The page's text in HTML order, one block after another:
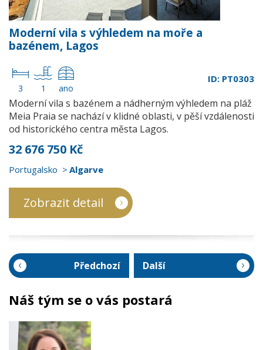
Moderní vila s výhledem na moře a
bazénem, Lagos
3 1 ano
ID: PT0303
Moderní vila s bazénem a nádherným výhledem na pláž
Meia Praia se nachází v klidné oblasti, v pěší vzdálenosti
od historického centra města Lagos.
32 676 750 Kč
Portugalsko Algarve
Zobrazit detail
Předchozí Další
Náš tým se o vás postará